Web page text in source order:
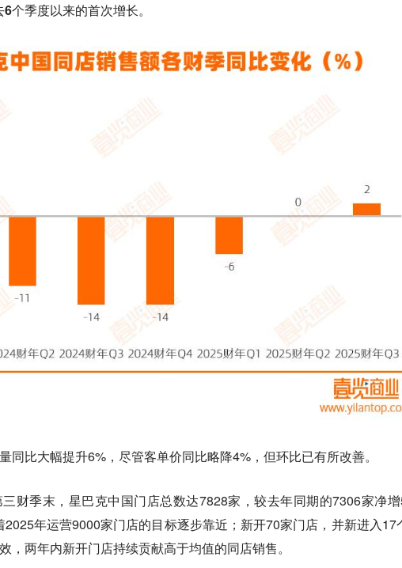
6个季度以来的首次增长。
同比大幅提升6%，尽管客单价同比略降4%，但环比已有所改善。
财季末，星巴克中国门店总数达7828家，较去年同期的7306家净
年运营9000家门店的目标逐步靠近；新开70家门店，并新进入17
，两年内新开门店持续贡献高于均值的同店销售。